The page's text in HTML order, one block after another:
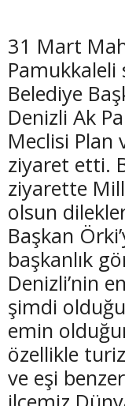
31 Mart
Pamukkaleli
Belediye
Denizli Ak
Meclisi Plan
ziyaret etti.
ziyarette
olsun
Başkan
başkanlık
Denizli’nin
şimdi
emin
özellikle
ve eşi
(20 Şubat - 20
Balık